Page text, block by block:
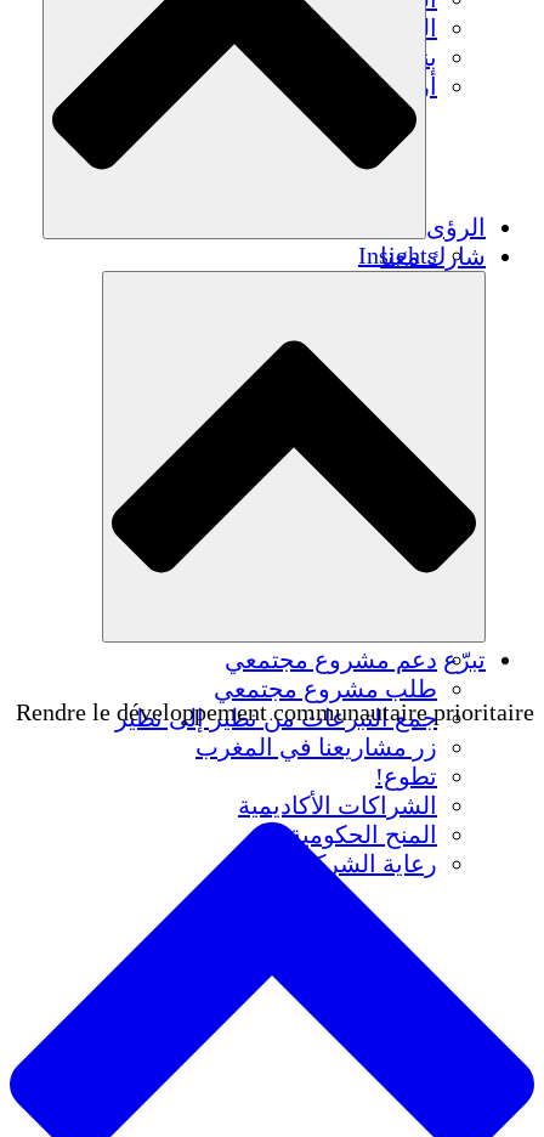
الحفاظ على التراث الثقافي والحوار
بناء القدرات
أرصدة الكربون
الرؤى
Insights
شارك معنا
دعم مشروع مجتمعي
طلب مشروع مجتمعي
جمع التبرعات من نظير إلى نظير
زر مشاريعنا في المغرب
تطوع!
الشراكات الأكاديمية
المنح الحكومية
رعاية الشركات
تبرّع
Rendre le développement communautaire prioritaire